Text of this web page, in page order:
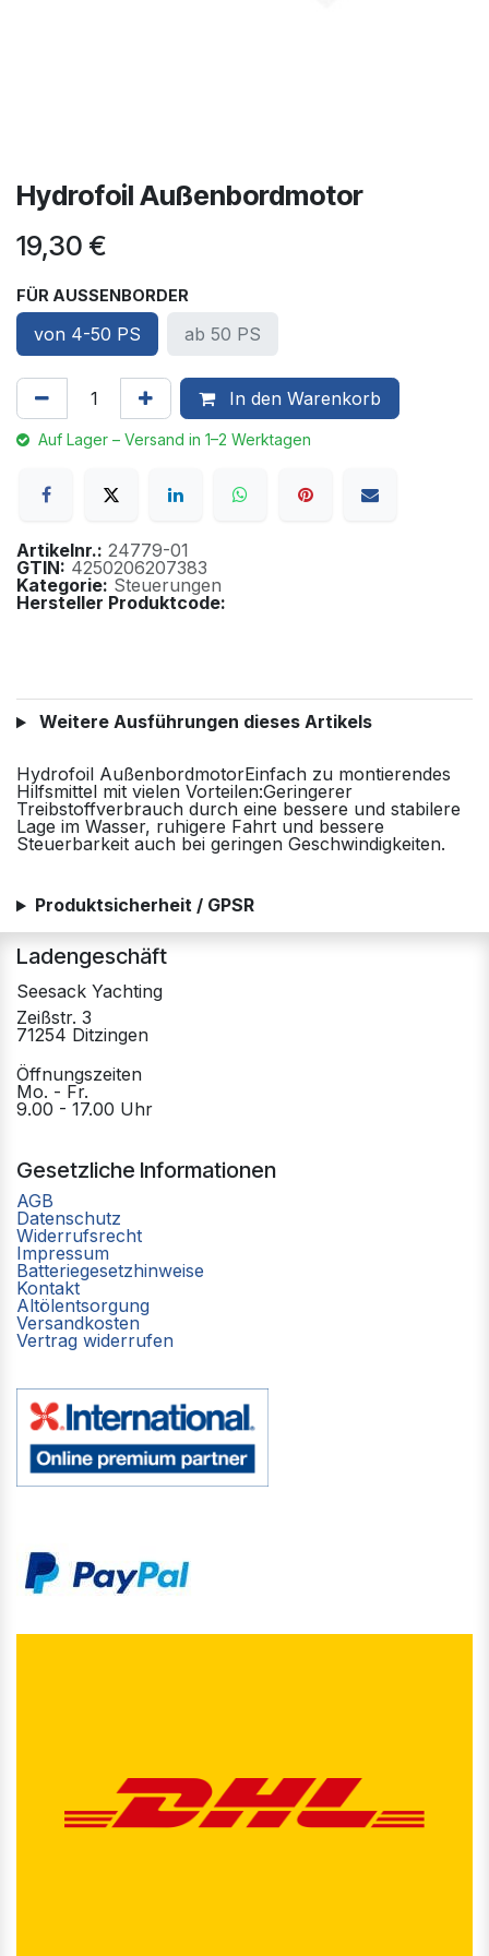
Hydrofoil Außenbordmotor
19,30 €
FÜR AUSSENBORDER
von 4-50 PS ab 50 PS
In den Warenkorb
Auf Lager – Versand in 1–2 Werktagen
Artikelnr.: 24779-01
GTIN: 4250206207383
Kategorie: Steuerungen
Hersteller Produktcode:
Weitere Ausführungen dieses Artikels
Hydrofoil AußenbordmotorEinfach zu montierendes
Hilfsmittel mit vielen Vorteilen:Geringerer
Treibstoffverbrauch durch eine bessere und stabilere
Lage im Wasser, ruhigere Fahrt und bessere
Steuerbarkeit auch bei geringen Geschwindigkeiten.
Produktsicherheit / GPSR
Ladengeschäft
Seesack Yachting
Zeißstr. 3
71254 Ditzingen
Öffnungszeiten
Mo. - Fr.
9.00 - 17.00 Uhr
Gesetzliche Informationen
AGB
Datenschutz
Widerrufsrecht
Impressum
Batteriegesetzhinweise
Kontakt
Altölentsorgung
Versandkosten
Vertrag widerrufen